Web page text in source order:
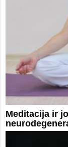
Meditacija ir